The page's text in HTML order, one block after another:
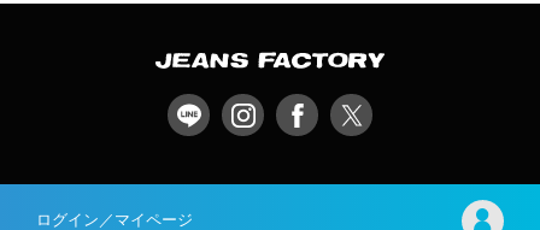
ログイン／マイページ